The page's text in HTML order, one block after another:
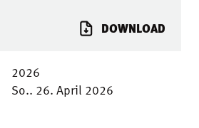
DOWNLOAD
2026
So.. 26. April 2026